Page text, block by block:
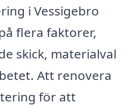
i Vessigebro
flera faktorer,
skick, materialval
Att renovera
för att